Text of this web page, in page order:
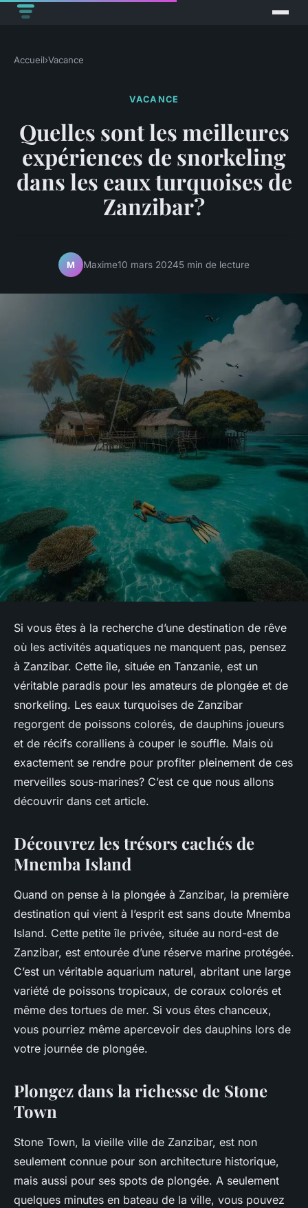
Accueil›Vacance
VACANCE
Quelles sont les meilleures
expériences de snorkeling
dans les eaux turquoises de
Zanzibar?
M Maxime10 mars 20245 min de lecture
Si vous êtes à la recherche d’une destination de rêve
où les activités aquatiques ne manquent pas, pensez
à Zanzibar. Cette île, située en Tanzanie, est un
véritable paradis pour les amateurs de plongée et de
snorkeling. Les eaux turquoises de Zanzibar
regorgent de poissons colorés, de dauphins joueurs
et de récifs coralliens à couper le souffle. Mais où
exactement se rendre pour profiter pleinement de ces
merveilles sous-marines? C’est ce que nous allons
découvrir dans cet article.
Découvrez les trésors cachés de
Mnemba Island
Quand on pense à la plongée à Zanzibar, la première
destination qui vient à l’esprit est sans doute Mnemba
Island. Cette petite île privée, située au nord-est de
Zanzibar, est entourée d’une réserve marine protégée.
C’est un véritable aquarium naturel, abritant une large
variété de poissons tropicaux, de coraux colorés et
même des tortues de mer. Si vous êtes chanceux,
vous pourriez même apercevoir des dauphins lors de
votre journée de plongée.
Plongez dans la richesse de Stone
Town
Stone Town, la vieille ville de Zanzibar, est non
seulement connue pour son architecture historique,
mais aussi pour ses spots de plongée. A seulement
quelques minutes en bateau de la ville, vous pouvez